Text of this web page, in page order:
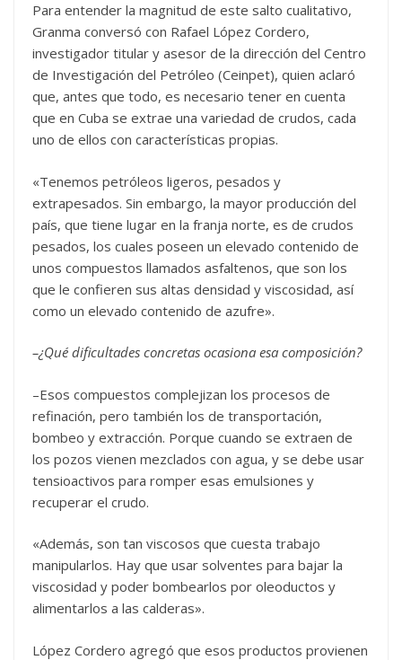
Para entender la magnitud de este salto cualitativo,
Granma conversó con Rafael López Cordero,
investigador titular y asesor de la dirección del Centro
de Investigación del Petróleo (Ceinpet), quien aclaró
que, antes que todo, es necesario tener en cuenta
que en Cuba se extrae una variedad de crudos, cada
uno de ellos con características propias.
«Tenemos petróleos ligeros, pesados y
extrapesados. Sin embargo, la mayor producción del
país, que tiene lugar en la franja norte, es de crudos
pesados, los cuales poseen un elevado contenido de
unos compuestos llamados asfaltenos, que son los
que le confieren sus altas densidad y viscosidad, así
como un elevado contenido de azufre».
–¿Qué dificultades concretas ocasiona esa composición?
–Esos compuestos complejizan los procesos de
refinación, pero también los de transportación,
bombeo y extracción. Porque cuando se extraen de
los pozos vienen mezclados con agua, y se debe usar
tensioactivos para romper esas emulsiones y
recuperar el crudo.
«Además, son tan viscosos que cuesta trabajo
manipularlos. Hay que usar solventes para bajar la
viscosidad y poder bombearlos por oleoductos y
alimentarlos a las calderas».
López Cordero agregó que esos productos provienen